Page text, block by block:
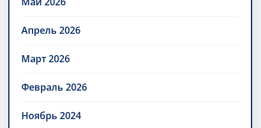
Апрель 2026
Март 2026
Февраль 2026
Ноябрь 2024